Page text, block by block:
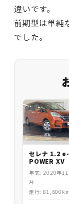
違いです。
前期型は単純
でした。
セレナ 1.2 e-
POWER XV
年式: 2020年11
月
走行: 81,600km